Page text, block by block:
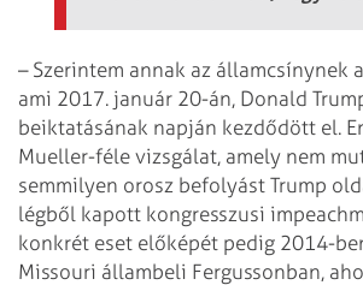
– Szerintem annak az államcsínynek
ami 2017. január 20-án, Donald
beiktatásának napján kezdődött el.
Mueller-féle vizsgálat, amely nem
semmilyen orosz befolyást Trump
légből kapott kongresszusi
konkrét eset előképét pedig 2014-
Missouri állambeli Fergussonban,